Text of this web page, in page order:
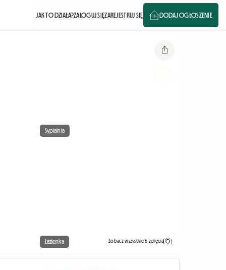
JAK TO DZIAŁA?ZALOGUJ SIĘZAREJESTRUJ SIĘ DODAJ OGŁOSZENIE
Sypialnia
Łazienka Zobacz wszystkie 6 zdjęcia